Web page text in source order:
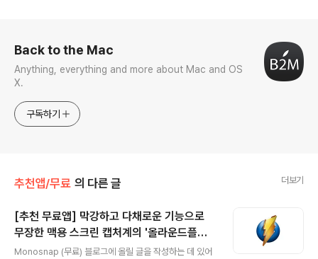
Back to the Mac
Anything, everything and more about Mac and OS
X.
구독하기
추천앱/무료 의 다른 글 더보기
[추천 무료앱] 막강하고 다채로운 기능으로
무장한 맥용 스크린 캡처계의 '올라운드플레
이어' 모노스냅(Monosnap)
Monosnap (무료) 블로그에 올릴 글을 작성하는 데 있어